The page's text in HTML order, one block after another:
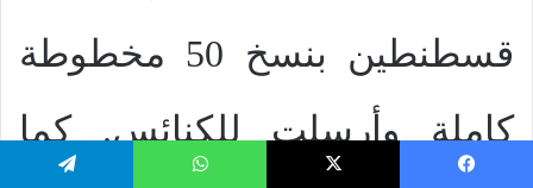
قسطنطين بنسخ 50 مخطوطة
كاملة وأرسلت للكنائس. كما